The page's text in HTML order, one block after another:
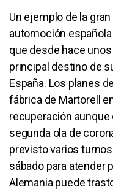
Un ejemplo de la
automoción
que desde hace
principal destino de
España. Los planes
fábrica de Martorell
recuperación
segunda ola de
previsto varios
sábado para atender
Alemania puede